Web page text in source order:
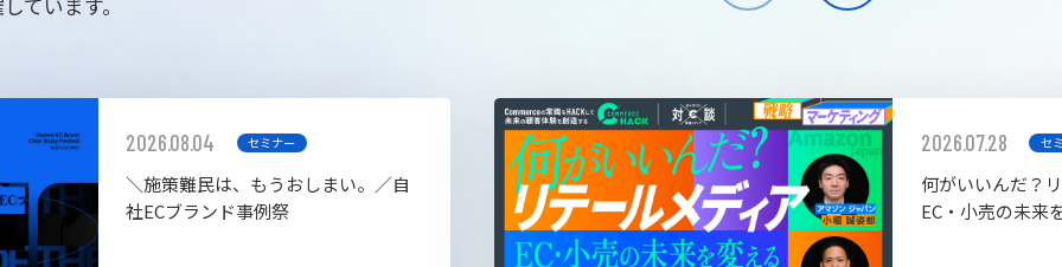
ています。
2026.08.04 セミナー
＼施策難民は、もうおしまい。／自
社ECブランド事例祭
2026.07.28 セ
何がいいんだ？
EC・小売の未来